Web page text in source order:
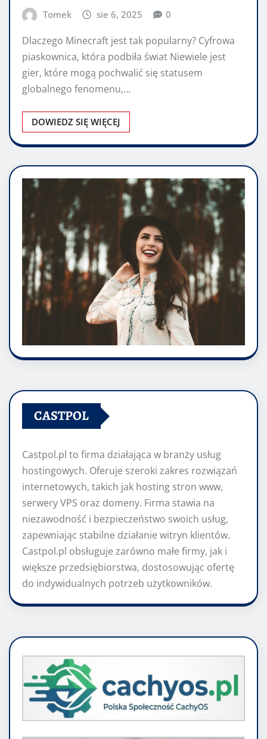
Tomek sie 6, 2025 0
Dlaczego Minecraft jest tak popularny? Cyfrowa
piaskownica, która podbiła świat Niewiele jest
gier, które mogą pochwalić się statusem
globalnego fenomenu,…
DOWIEDZ SIĘ WIĘCEJ
CASTPOL
Castpol.pl to firma działająca w branży usług
hostingowych. Oferuje szeroki zakres rozwiązań
internetowych, takich jak hosting stron www,
serwery VPS oraz domeny. Firma stawia na
niezawodność i bezpieczeństwo swoich usług,
zapewniając stabilne działanie witryn klientów.
Castpol.pl obsługuje zarówno małe firmy, jak i
większe przedsiębiorstwa, dostosowując ofertę
do indywidualnych potrzeb użytkowników.